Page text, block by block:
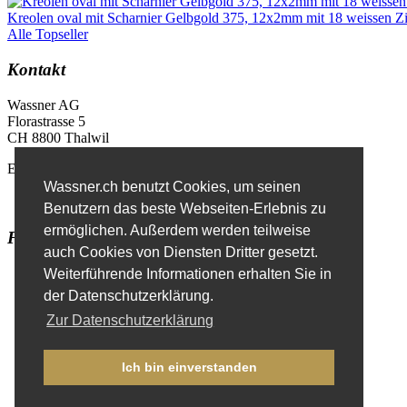
Wassner.ch benutzt Cookies, um seinen
Benutzern das beste Webseiten-Erlebnis zu
ermöglichen. Außerdem werden teilweise
auch Cookies von Diensten Dritter gesetzt.
Weiterführende Informationen erhalten Sie in
der Datenschutzerklärung.
Zur Datenschutzerklärung
Ich bin einverstanden
Kreolen oval mit Scharnier Gelbgold 375, 12x2mm mit 18 weissen
Alle Topseller
Kontakt
Wassner AG
Florastrasse 5
CH 8800 Thalwil
E-Mail
Kontaktformular
Favoriten
Erweiterte Suche
Datenschutzerklärung
Anmelden(nur für Fachhändler)